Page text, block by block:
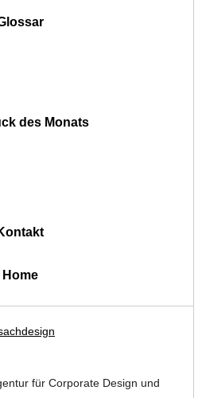
des Monats
Home
für Corporate Design und